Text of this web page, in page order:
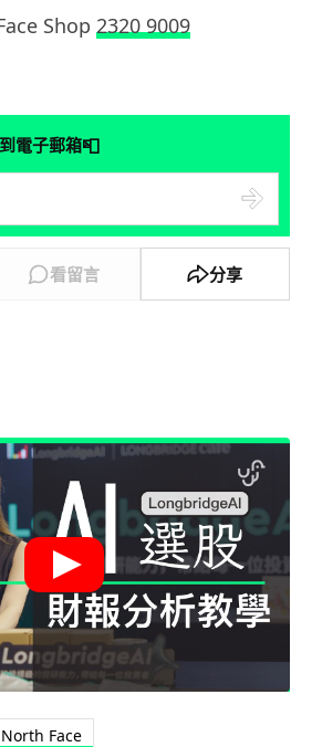
Shop 2320 9009
電子郵箱📮
看留言 分享
Face